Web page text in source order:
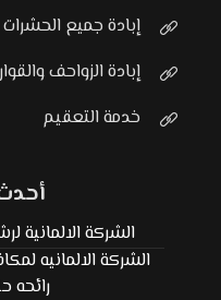
إبادة جميع الحشرات
إبادة الزواحف
خدمة التعقيم
الشركة الالمانية
الشركة الالمانيه
رائحه